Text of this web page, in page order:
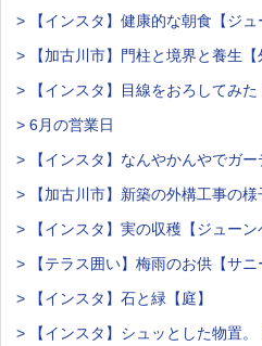
> 【インスタ】健康的な朝食【ジュ
> 【加古川市】門柱と境界と養生【
> 【インスタ】目線をおろしてみた
> 6月の営業日
> 【インスタ】なんやかんやでガー
> 【加古川市】新築の外構工事の様
> 【インスタ】実の収穫【ジューン
> 【テラス囲い】梅雨のお供【サニ
> 【インスタ】石と緑【庭】
> 【インスタ】シュッとした物置。